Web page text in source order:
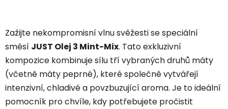
Zažijte nekompromisní vlnu svěžesti se speciální
směsí JUST Olej 3 Mint-Mix. Tato exkluzivní
kompozice kombinuje sílu tří vybraných druhů máty
(včetně máty peprné), které společně vytvářejí
intenzivní, chladivé a povzbuzující aroma. Je to ideální
pomocník pro chvíle, kdy potřebujete pročistit